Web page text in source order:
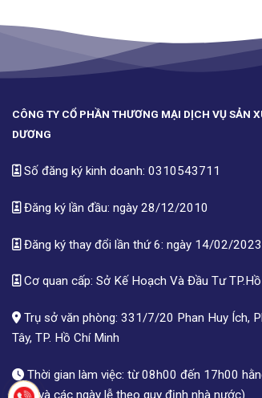
CÔNG TY CỔ PHẦN THƯƠNG MẠI DỊCH VỤ SẢN
DƯƠNG
Số đăng ký kinh doanh: 0310543711
Đăng ký lần đầu: ngày 28/12/2010
Đăng ký thay đổi lần thứ 6: ngày 14/02/2023
Cơ quan cấp: Sở Kế Hoạch Và Đầu Tư
Trụ sở văn phòng: 331/7/20 Phan Huy Ích,
Tây, TP. Hồ Chí Minh
Thời gian làm việc: từ 08h00 đến 17h00
nhật và các ngày lễ theo quy định nhà nước)